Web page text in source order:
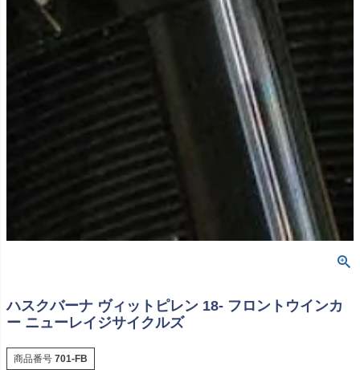
ハスクバーナ ヴィットピレン 18- フロントウインカ
ー ニューレイジサイクルズ
商品番号 701-FB